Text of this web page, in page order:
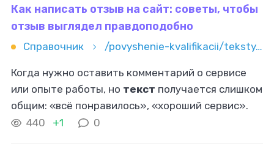
Как написать отзыв на сайт: советы, чтобы
отзыв выглядел правдоподобно
Справочник /povyshenie-kvalifikacii/teksty/otzyvy/kak-napisat-otzyv-na-sayt-sovety-chtoby-otzyv-vyglyadel-pravdopo
Когда нужно оставить комментарий о сервисе
или опыте работы, но текст получается слишком
общим: «всё понравилось», «хороший сервис».
Такой отзыв почти ничего не говорит другим
440 +1 0